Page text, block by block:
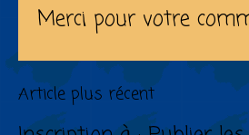
Merci pour votre
Article plus récent